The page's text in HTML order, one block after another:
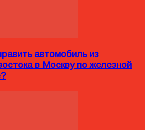
автомобиль из
в Москву по железной